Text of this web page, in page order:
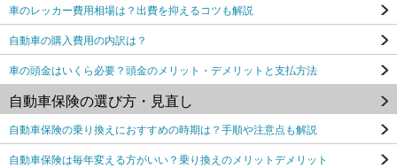
車のレッカー費用相場は？出費を抑えるコツも解説
自動車の購入費用の内訳は？
車の頭金はいくら必要？頭金のメリット・デメリットと支払方法
自動車保険の選び方・見直し
自動車保険の乗り換えにおすすめの時期は？手順や注意点も解説
自動車保険は毎年変える方がいい？乗り換えのメリットデメリット